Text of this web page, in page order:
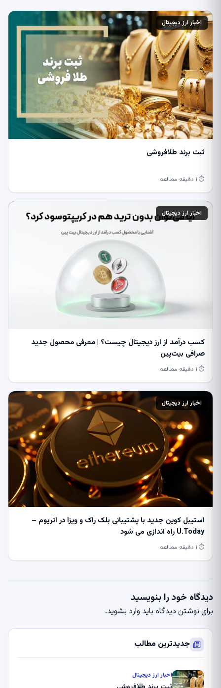
اخبار ارز دیجیتال
ثبت برند طلافروشی
⏱ ۱ دقیقه مطالعه
اخبار ارز دیجیتال
کسب درآمد از ارز دیجیتال چیست؟ | معرفی محصول جدید
صرافی بیت‌پین
⏱ ۱ دقیقه مطالعه
اخبار ارز دیجیتال
استیبل کوین جدید با پشتیبانی بلک راک و ویزا در اتریوم –
U.Today راه اندازی می شود
⏱ ۱ دقیقه مطالعه
دیدگاه خود را بنویسید
برای نوشتن دیدگاه باید وارد بشوید.
جدیدترین مطالب
اخبار ارز دیجیتال